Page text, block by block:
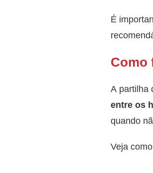
É
Como
A partilha
entre os
quando
Veja